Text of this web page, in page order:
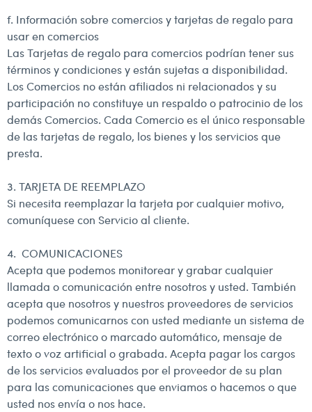
f. Información sobre comercios y tarjetas de regalo para
usar en comercios
Las Tarjetas de regalo para comercios podrían tener sus
términos y condiciones y están sujetas a disponibilidad.
Los Comercios no están afiliados ni relacionados y su
participación no constituye un respaldo o patrocinio de los
demás Comercios. Cada Comercio es el único responsable
de las tarjetas de regalo, los bienes y los servicios que
presta.
3. TARJETA DE REEMPLAZO
Si necesita reemplazar la tarjeta por cualquier motivo,
comuníquese con Servicio al cliente.
4. COMUNICACIONES
Acepta que podemos monitorear y grabar cualquier
llamada o comunicación entre nosotros y usted. También
acepta que nosotros y nuestros proveedores de servicios
podemos comunicarnos con usted mediante un sistema de
correo electrónico o marcado automático, mensaje de
texto o voz artificial o grabada. Acepta pagar los cargos
de los servicios evaluados por el proveedor de su plan
para las comunicaciones que enviamos o hacemos o que
usted nos envía o nos hace.